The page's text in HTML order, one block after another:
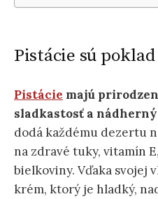
Pistácie sú
Pistácie majú
sladkastosť a
dodá každému dezertu
na zdravé tuky, vitamín
bielkoviny. Vďaka svojej
krém, ktorý je hladký,